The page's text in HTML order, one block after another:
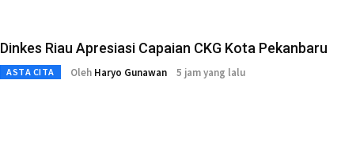
Dinkes Riau Apresiasi Capaian CKG Kota Pekanbaru
ASTA CITA Oleh Haryo Gunawan 5 jam yang lalu